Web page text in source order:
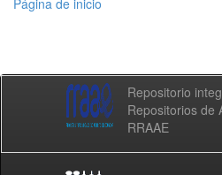
Página de inicio
Repositorio
Repositorios de
RRAAE